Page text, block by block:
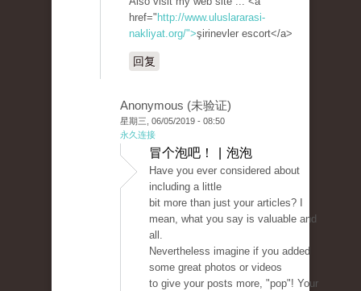
href=" http://www.uluslararasi-
nakliyat.org/">şirinevler escort</a>
回复
Anonymous (未验证)
星期三, 06/05/2019 - 08:50
永久连接
冒个泡吧！ | 泡泡
Have you ever considered about
including a little
bit more than just your articles? I
mean, what you say is valuable and
all.
Nevertheless imagine if you added
some great photos or videos
to give your posts more, "pop"! Your